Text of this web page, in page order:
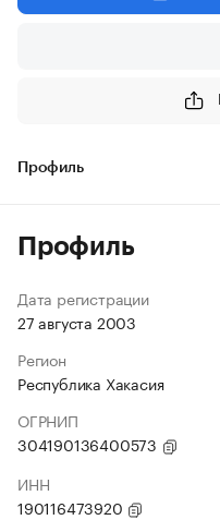
Профиль
Профиль
Дата регистрации
27 августа 2003
Регион
Республика Хакасия
ОГРНИП
304190136400573
ИНН
190116473920